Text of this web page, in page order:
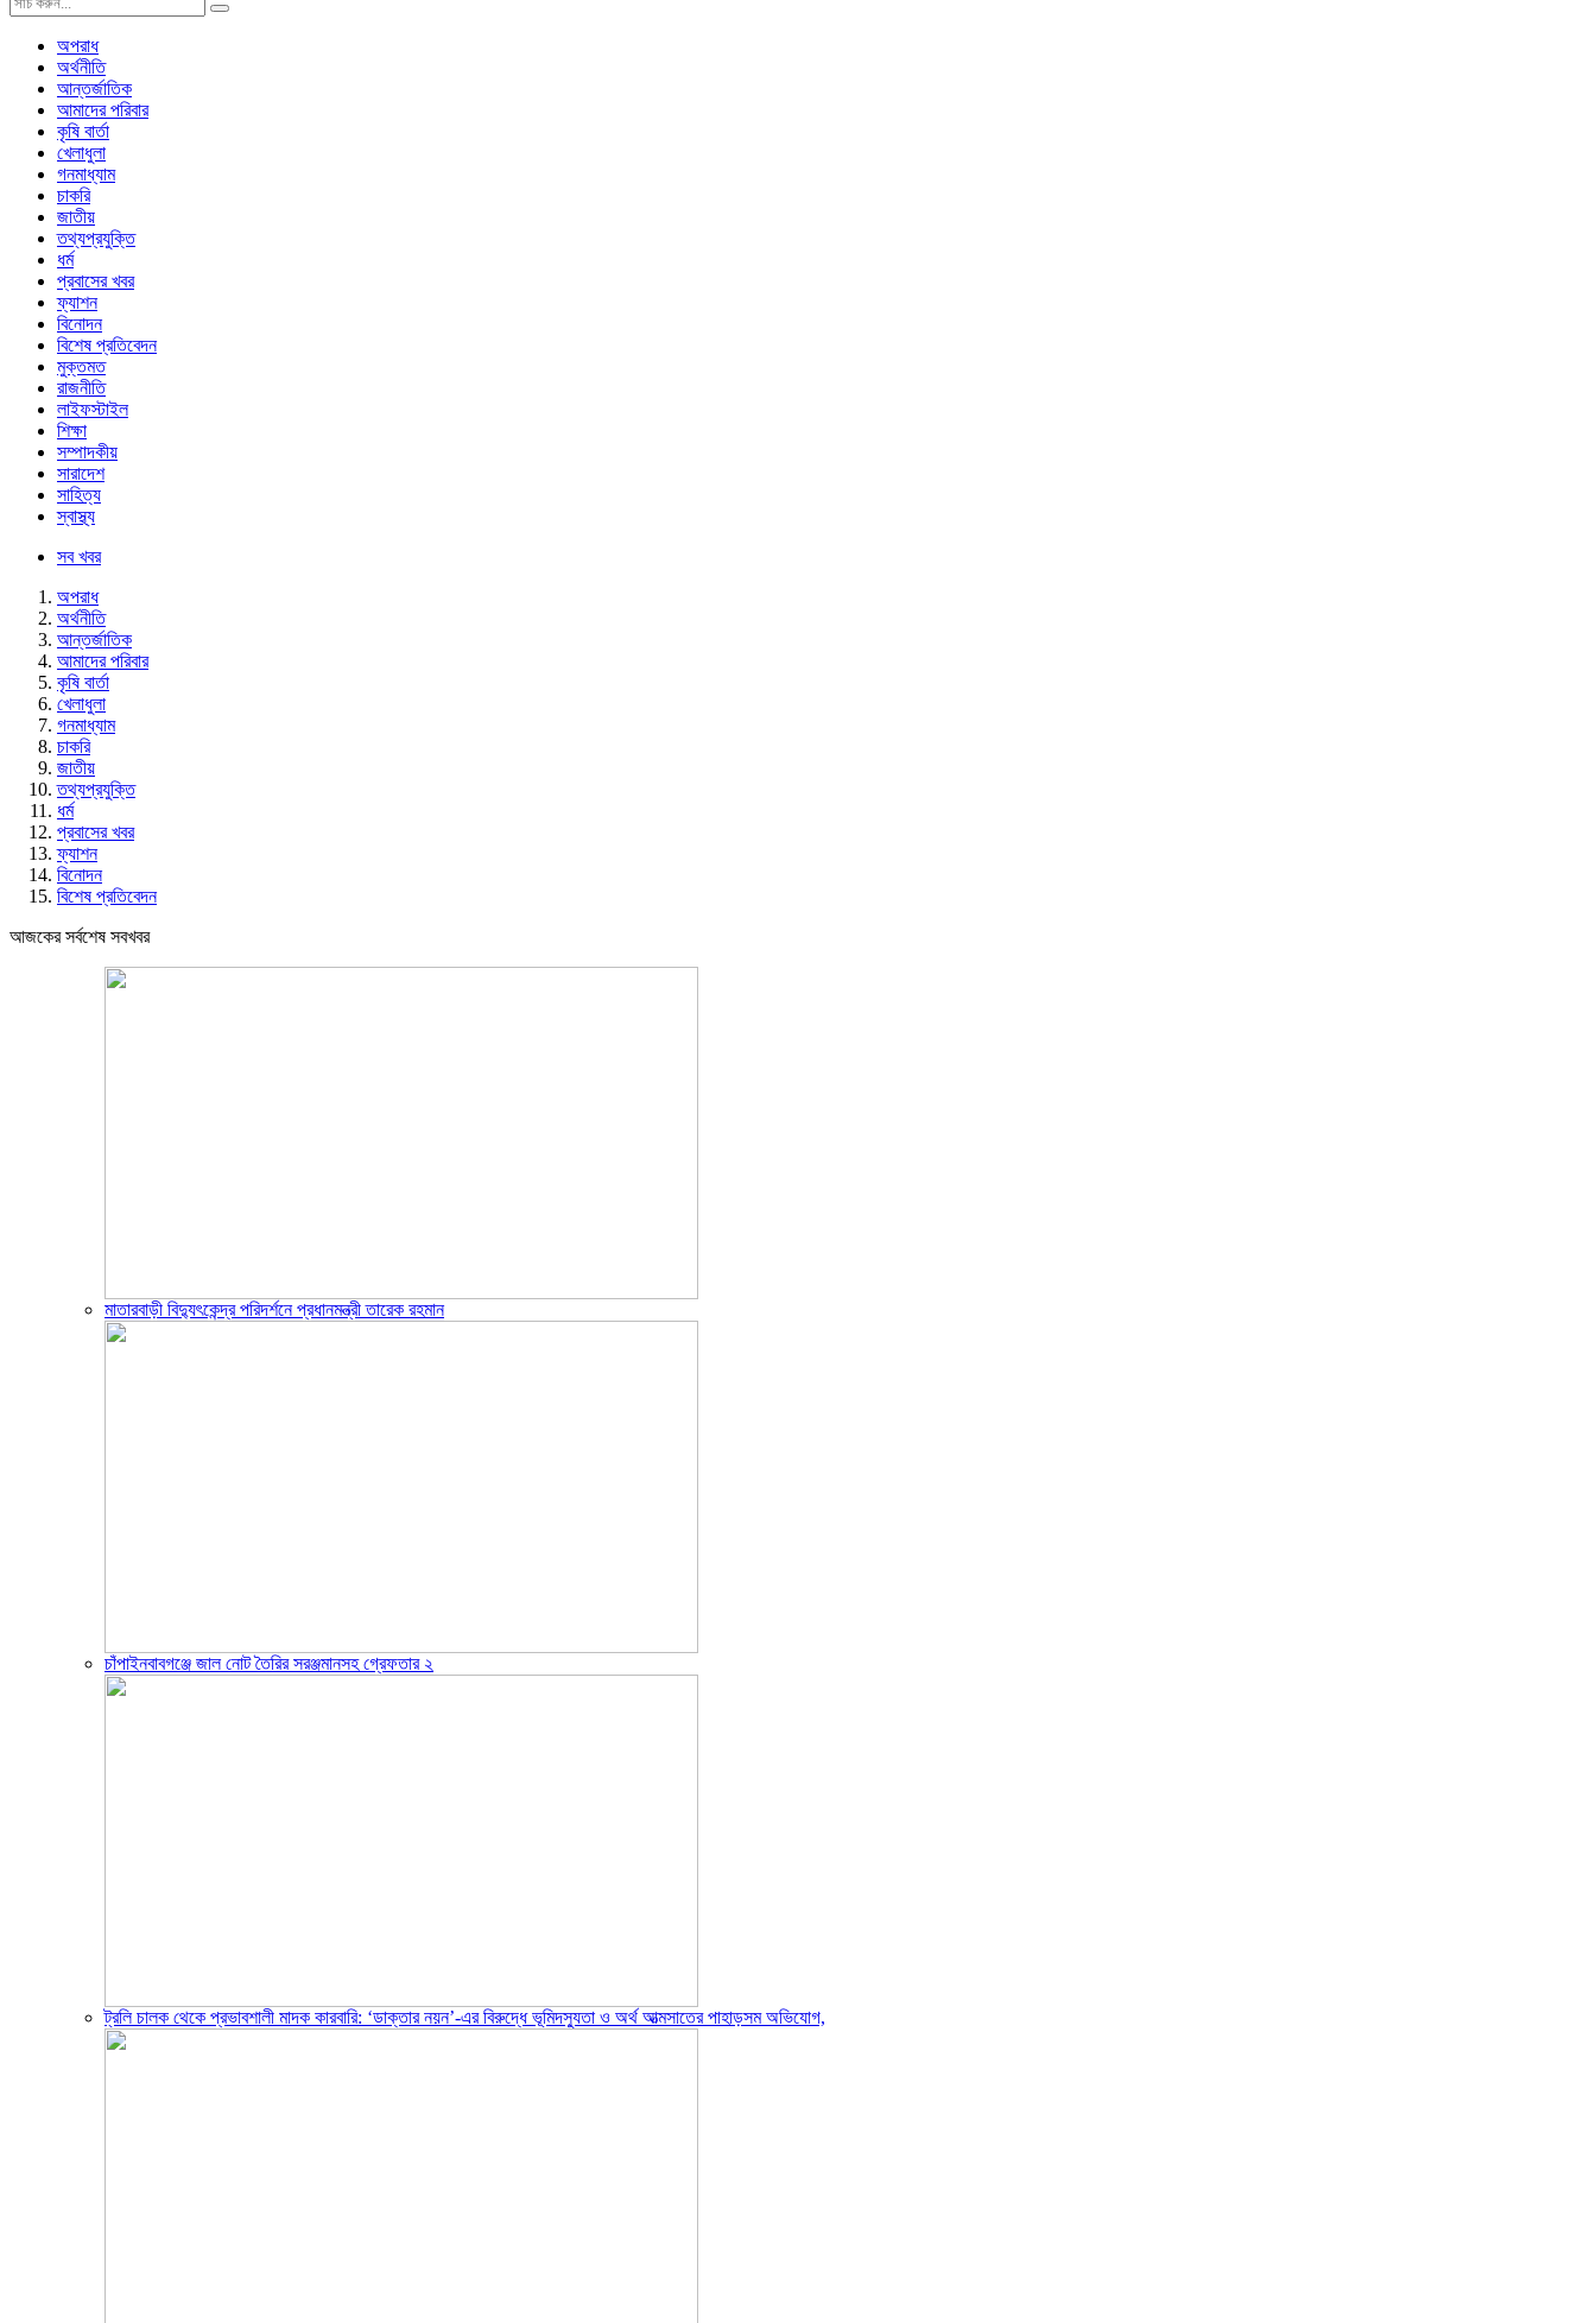
অপরাধ
অর্থনীতি
আন্তর্জাতিক
আমাদের পরিবার
কৃষি বার্তা
খেলাধুলা
গনমাধ্যাম
চাকরি
জাতীয়
তথ্যপ্রযুক্তি
ধর্ম
প্রবাসের খবর
ফ্যাশন
বিনোদন
বিশেষ প্রতিবেদন
মুক্তমত
রাজনীতি
লাইফস্টাইল
শিক্ষা
সম্পাদকীয়
সারাদেশ
সাহিত্য
স্বাস্থ্য
সব খবর
অপরাধ
অর্থনীতি
আন্তর্জাতিক
আমাদের পরিবার
কৃষি বার্তা
খেলাধুলা
গনমাধ্যাম
চাকরি
জাতীয়
তথ্যপ্রযুক্তি
ধর্ম
প্রবাসের খবর
ফ্যাশন
বিনোদন
বিশেষ প্রতিবেদন
আজকের সর্বশেষ সবখবর
মাতারবাড়ী বিদ্যুৎকেন্দ্র পরিদর্শনে প্রধানমন্ত্রী তারেক রহমান
চাঁপাইনবাবগঞ্জে জাল নোট তৈরির সরঞ্জমানসহ গ্রেফতার ২
ট্রলি চালক থেকে প্রভাবশালী মাদক কারবারি: ‘ডাক্তার নয়ন’-এর বিরুদ্ধে ভূমিদস্যুতা ও অর্থ আত্মসাতের পাহাড়সম অভিযোগ,